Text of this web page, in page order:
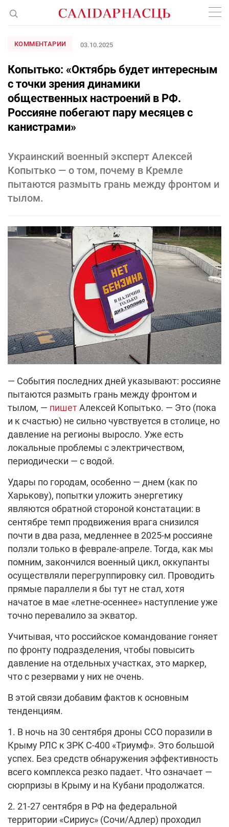
КОММЕНТАРИИ 03.10.2025
Копытько: «Октябрь будет интересным
с точки зрения динамики
общественных настроений в РФ.
Россияне побегают пару месяцев с
канистрами»
Украинский военный эксперт Алексей
Копытько — о том, почему в Кремле
пытаются размыть грань между фронтом и
тылом.
— События последних дней указывают: россияне
пытаются размыть грань между фронтом и
тылом, — пишетАлексей Копытько. — Это (пока
и к счастью) не сильно чувствуется в столице, но
давление на регионы выросло. Уже есть
локальные проблемы с электричеством,
периодически — с водой.
Удары по городам, особенно — днем (как по
Харькову), попытки уложить энергетику
являются обратной стороной констатации: в
сентябре темп продвижения врага снизился
почти в два раза, медленнее в 2025-м россияне
ползли только в феврале-апреле. Тогда, как мы
помним, закончился военный цикл, оккупанты
осуществляли перегруппировку сил. Проводить
прямые параллели я бы тут не стал, хотя
начатое в мае «летне-осеннее» наступление уже
точно перевалило за экватор.
Учитывая, что российское командование гоняет
по фронту подразделения, чтобы повысить
давление на отдельных участках, это маркер,
что с резервами у них не очень.
В этой связи добавим фактов к основным
тенденциям.
1. В ночь на 30 сентября дроны ССО поразили в
Крыму РЛС к ЗРК С-400 «Триумф». Это большой
успех. Без средств обнаружения эффективность
всего комплекса резко падает. Что означает —
сюрпризы в Крыму и на Кубани продолжатся.
2. 21-27 сентября в РФ на федеральной
территории «Сириус» (Сочи/Адлер) проходил